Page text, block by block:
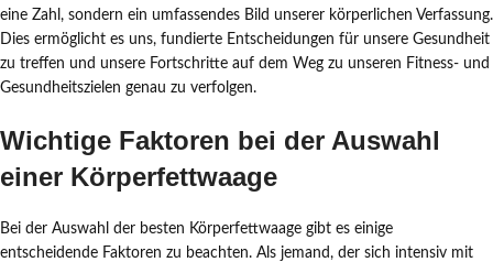
eine Zahl, sondern ein umfassendes Bild unserer körperlichen Verfassung.
Dies ermöglicht es uns, fundierte Entscheidungen für unsere Gesundheit
zu treffen und unsere Fortschritte auf dem Weg zu unseren Fitness- und
Gesundheitszielen genau zu verfolgen.
Wichtige Faktoren bei der Auswahl
einer Körperfettwaage
Bei der Auswahl der besten Körperfettwaage gibt es einige
entscheidende Faktoren zu beachten. Als jemand, der sich intensiv mit